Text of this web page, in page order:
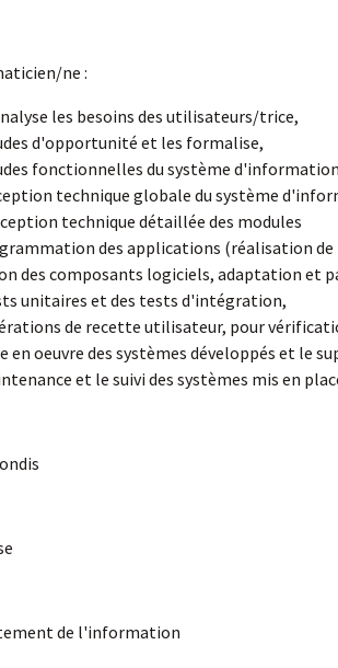
ne :
les besoins des utilisateurs/trice,
d'opportunité et les formalise,
fonctionnelles du système
technique globale du système
technique détaillée des modules
des applications (réalisation
des composants logiciels, adaptation et
unitaires et des tests d'intégration,
de recette utilisateur, pour
en oeuvre des systèmes développés et
et le suivi des systèmes mis en
de l'information